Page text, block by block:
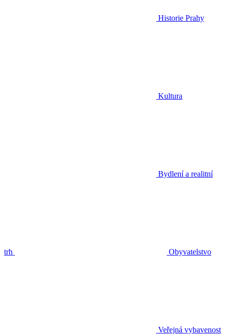
Historie Prahy
Kultura
Bydlení a realitní
trh Obyvatelstvo
Veřejná vybavenost